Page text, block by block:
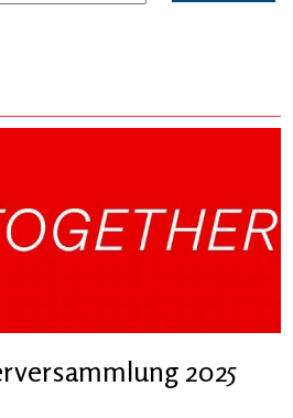
2025